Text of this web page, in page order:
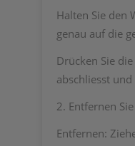
Halten Sie den
genau auf die
Drücken Sie
abschliesst
2. Entfernen
Entfernen: